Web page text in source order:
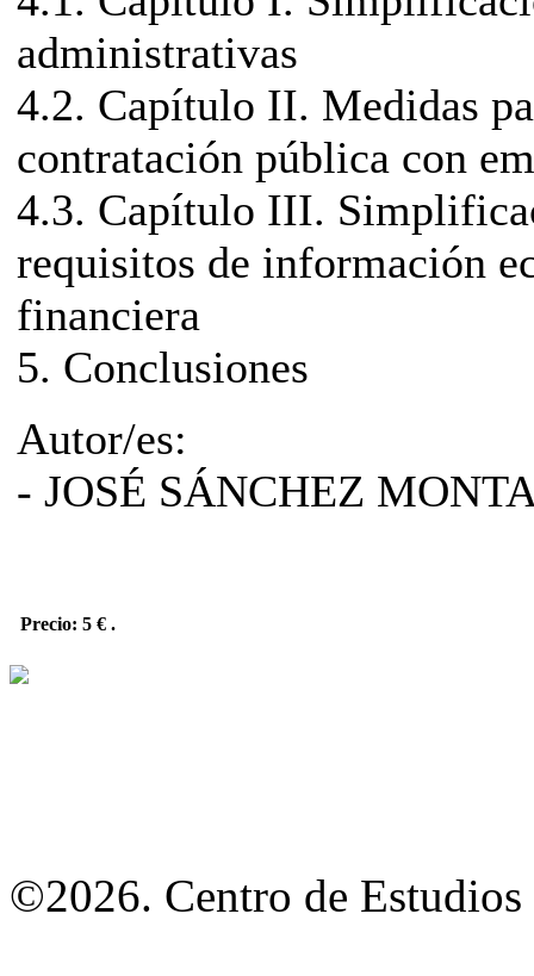
administrativas
4.2. Capítulo II. Medidas
contratación pública con
4.3. Capítulo III.
requisitos de información
financiera
5. Conclusiones
Autor/es:
- JOSÉ SÁNCHEZ
Precio: 5 € .
©2026. Centro de Estudios